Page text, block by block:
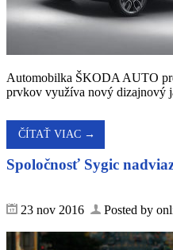
Automobilka ŠKODA AUTO
prvkov využíva nový dizajnový
ČÍTAŤ VIAC →
Spoločnosť Sygic
23 nov 2016 Posted by